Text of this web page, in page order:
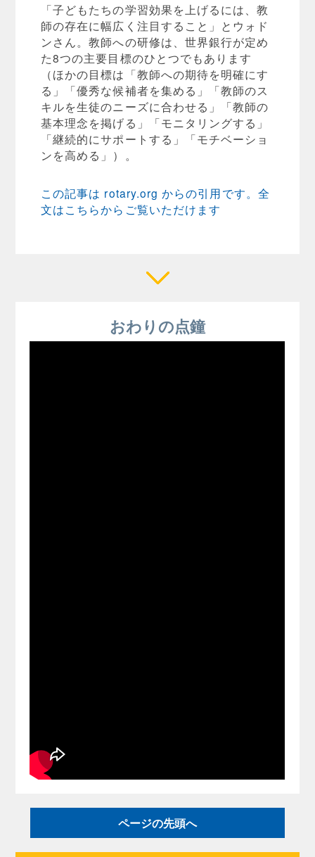
「子どもたちの学習効果を上げるには、教
師の存在に幅広く注目すること」とウォド
ンさん。教師への研修は、世界銀行が定め
た8つの主要目標のひとつでもあります
（ほかの目標は「教師への期待を明確にす
る」「優秀な候補者を集める」「教師のス
キルを生徒のニーズに合わせる」「教師の
基本理念を掲げる」「モニタリングする」
「継続的にサポートする」「モチベーショ
ンを高める」）。
この記事は rotary.org からの引用です。全
文はこちらからご覧いただけます
おわりの点鐘
ページの先頭へ